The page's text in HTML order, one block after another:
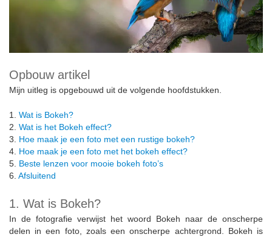
Opbouw artikel
Mijn uitleg is opgebouwd uit de volgende hoofdstukken.
1. Wat is Bokeh?
2. Wat is het Bokeh effect?
3. Hoe maak je een foto met een rustige bokeh?
4. Hoe maak je een foto met het bokeh effect?
5. Beste lenzen voor mooie bokeh foto’s
6. Afsluitend
1. Wat is Bokeh?
In de fotografie verwijst het woord Bokeh naar de onscherpe
delen in een foto, zoals een onscherpe achtergrond. Bokeh is